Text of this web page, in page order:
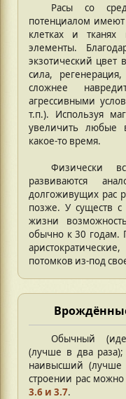
Расы со
потенциалом имеют
клетках и тканях
элементы.
экзотический цвет
сила,
сложнее
агрессивными
т.п.). Используя
увеличить любые
какое-то время.
Физически
развиваются
долгоживущих рас
позже. У существ с
жизни
обычно к 30 годам.
потомков из-под
Обычный
(лучше в два
наивысший
строении рас
3.6 и 3.7.